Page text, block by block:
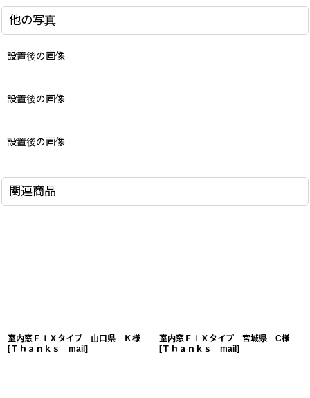
他の写真
設置後の画像
設置後の画像
設置後の画像
関連商品
室内窓ＦＩＸタイプ 山口県 Ｋ様
[Ｔｈａｎｋｓ mail ]
室内窓ＦＩＸタイプ 宮城県 C様
[Ｔｈａｎｋｓ mail ]